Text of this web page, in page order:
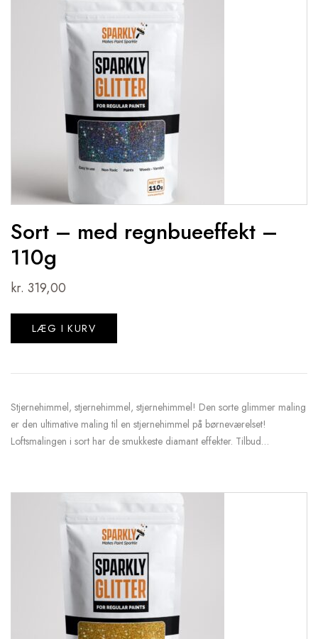
Sort – med regnbueeffekt –
110g
kr. 319,00
LÆG I KURV
Stjernehimmel, stjernehimmel, stjernehimmel! Den sorte glimmer maling
er den ultimative maling til en stjernehimmel på børneværelset!
Loftsmalingen i sort har de smukkeste diamant effekter. Tilbud…